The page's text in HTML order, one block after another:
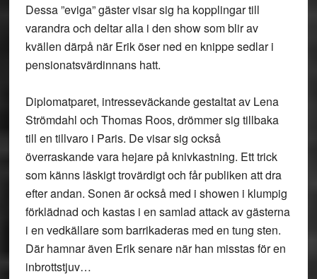
Dessa ”eviga” gäster visar sig ha kopplingar till
varandra och deltar alla i den show som blir av
kvällen därpå när Erik öser ned en knippe sedlar i
pensionatsvärdinnans hatt.
Diplomatparet, intresseväckande gestaltat av Lena
Strömdahl och Thomas Roos, drömmer sig tillbaka
till en tillvaro i Paris. De visar sig också
överraskande vara hejare på knivkastning. Ett trick
som känns läskigt trovärdigt och får publiken att dra
efter andan. Sonen är också med i showen i klumpig
förklädnad och kastas i en samlad attack av gästerna
i en vedkällare som barrikaderas med en tung sten.
Där hamnar även Erik senare när han misstas för en
inbrottstjuv…